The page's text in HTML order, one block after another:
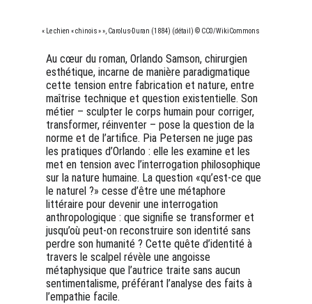
« Le chien « chinois » », Carolus-Duran (1884) (détail) © CC0/WikiCommons
Au cœur du roman, Orlando Samson, chirurgien
esthétique, incarne de manière paradigmatique
cette tension entre fabrication et nature, entre
maîtrise technique et question existentielle. Son
métier – sculpter le corps humain pour corriger,
transformer, réinventer – pose la question de la
norme et de l’artifice. Pia Petersen ne juge pas
les pratiques d’Orlando : elle les examine et les
met en tension avec l’interrogation philosophique
sur la nature humaine. La question «qu’est-ce que
le naturel ?» cesse d’être une métaphore
littéraire pour devenir une interrogation
anthropologique : que signifie se transformer et
jusqu’où peut-on reconstruire son identité sans
perdre son humanité ? Cette quête d’identité à
travers le scalpel révèle une angoisse
métaphysique que l’autrice traite sans aucun
sentimentalisme, préférant l’analyse des faits à
l’empathie facile.